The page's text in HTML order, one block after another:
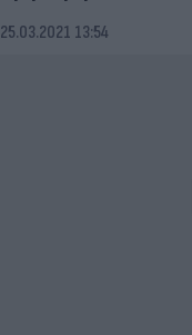
25.03.2021 13:54